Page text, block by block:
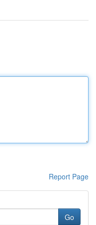
Report Page
Go